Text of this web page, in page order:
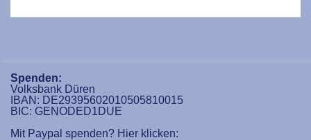
Spenden:
Volksbank Düren
IBAN: DE29395602010505810015
BIC: GENODED1DUE
Mit Paypal spenden? Hier klicken: